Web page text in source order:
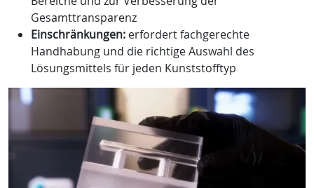
Gesamttransparenz
Einschränkungen: erfordert fachgerechte
Handhabung und die richtige Auswahl des
Lösungsmittels für jeden Kunststofftyp